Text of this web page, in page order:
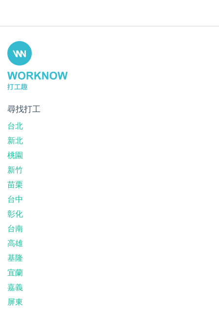
尋找打工
台北
新北
桃園
新竹
苗栗
台中
彰化
台南
高雄
基隆
宜蘭
嘉義
屏東